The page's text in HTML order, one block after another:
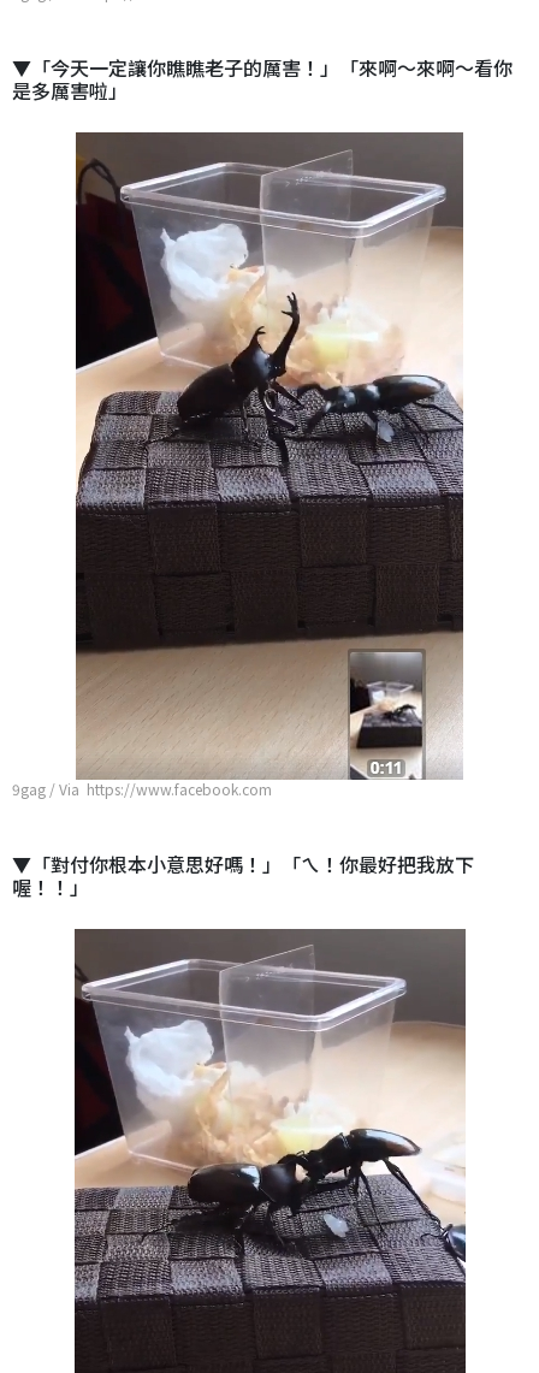
▼「今天一定讓你瞧瞧老子的厲害！」「來啊～來啊～看你
是多厲害啦」
9gag / Via https://www.facebook.com
▼「對付你根本小意思好嗎！」「ㄟ！你最好把我放下
喔！！」